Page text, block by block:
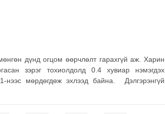
дүнд огцом өөрчлөлт гарахгүй аж. Харин
зэрэг тохиолдолд 0.4 хувиар нэмэгдэх
мөрдөгдөж эхлээд байна. Дэлгэрэнгүй